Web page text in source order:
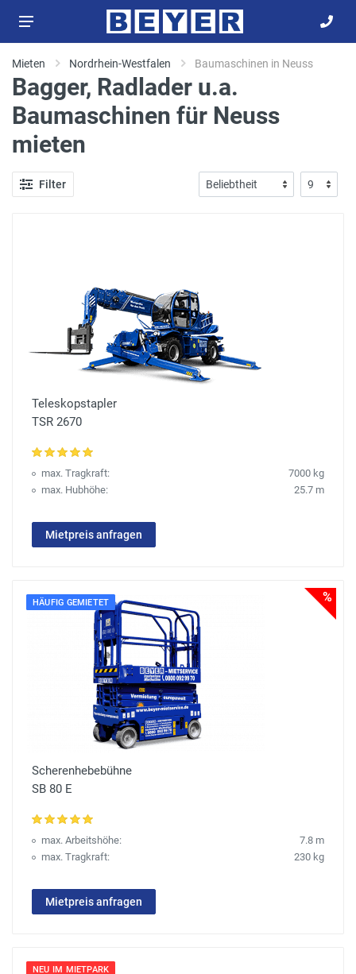
Mieten Nordrhein-Westfalen Baumaschinen in Neuss
Bagger, Radlader u.a.
Baumaschinen für Neuss
mieten
Filter
Teleskopstapler
TSR 2670
max. Tragkraft:
7000 kg
max. Hubhöhe:
25.7 m
Mietpreis anfragen
HÄUFIG GEMIETET %
Scherenhebebühne
SB 80 E
max. Arbeitshöhe:
7.8 m
max. Tragkraft:
230 kg
Mietpreis anfragen
NEU IM MIETPARK